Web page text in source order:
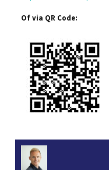
Of via QR Code: